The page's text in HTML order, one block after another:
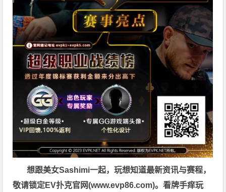
想跟美女Sashimi一起，玩想知道最新资讯与赛程，
敬请锁定EV扑克官网(www.evp86.com)。看牌手痒玩